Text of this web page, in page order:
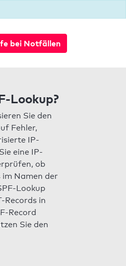
bei Notfällen
Lookup?
Sie den
Fehler,
IP-
eine IP-
ob
Namen der
Lookup
Records in
Record
Sie den